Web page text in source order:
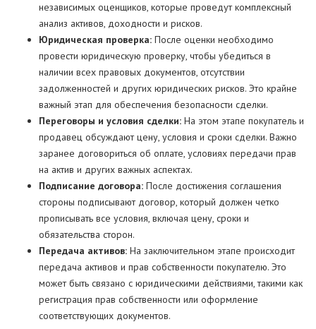
независимых оценщиков, которые проведут комплексный
анализ активов, доходности и рисков.
Юридическая проверка: После оценки необходимо
провести юридическую проверку, чтобы убедиться в
наличии всех правовых документов, отсутствии
задолженностей и других юридических рисков. Это крайне
важный этап для обеспечения безопасности сделки.
Переговоры и условия сделки: На этом этапе покупатель и
продавец обсуждают цену, условия и сроки сделки. Важно
заранее договориться об оплате, условиях передачи прав
на актив и других важных аспектах.
Подписание договора: После достижения соглашения
стороны подписывают договор, который должен четко
прописывать все условия, включая цену, сроки и
обязательства сторон.
Передача активов: На заключительном этапе происходит
передача активов и прав собственности покупателю. Это
может быть связано с юридическими действиями, такими как
регистрация прав собственности или оформление
соответствующих документов.